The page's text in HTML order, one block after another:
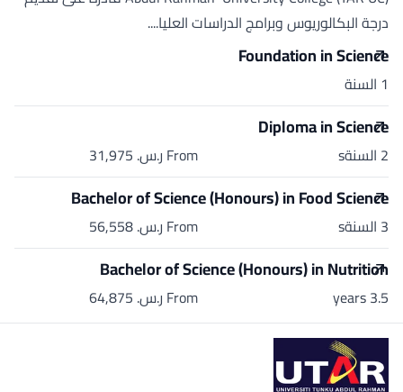
درجة البكالوريوس وبرامج الدراسات العليا....
Foundation in Science
1 السنة
Diploma in Science
2 السنةs From ر.س.‏ 31,975
Bachelor of Science (Honours) in Food Science
3 السنةs From ر.س.‏ 56,558
Bachelor of Science (Honours) in Nutrition
3.5 years From ر.س.‏ 64,875